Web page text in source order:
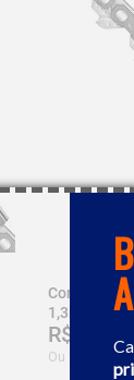
Corrente
1,3mm Stihl
R$ ,
Ou R$